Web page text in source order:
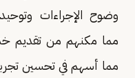
وضوح الإجراءات
مما مكنهم من تقديم
مما أسهم في تحسين